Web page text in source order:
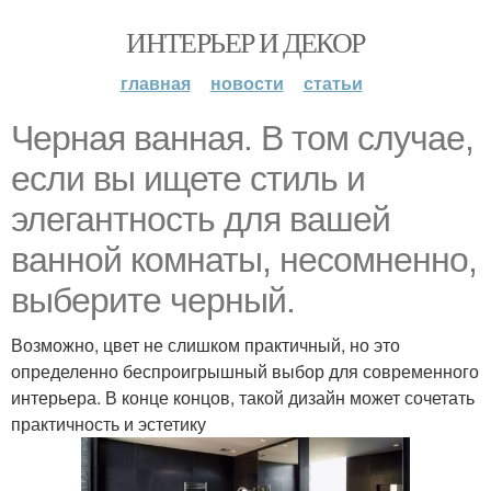
ИНТЕРЬЕР И ДЕКОР
главная новости статьи
Черная ванная. В том случае,
если вы ищете стиль и
элегантность для вашей
ванной комнаты, несомненно,
выберите черный.
Возможно, цвет не слишком практичный, но это
определенно беспроигрышный выбор для современного
интерьера. В конце концов, такой дизайн может сочетать
практичность и эстетику